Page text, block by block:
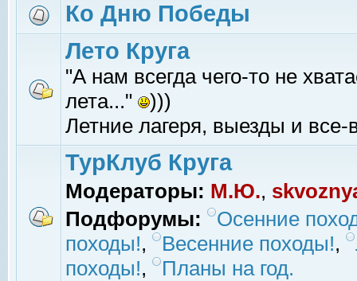
Ко Дню Победы
Лето Круга
"А нам всегда чего-то не
лета..."
)))
Летние лагеря, выезды и все-
ТурКлуб Круга
Модераторы: М.Ю.,
Подфорумы:
Осенние
походы!, Весенние походы!,
походы!, Планы на год.